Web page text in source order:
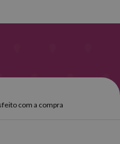
com a compra